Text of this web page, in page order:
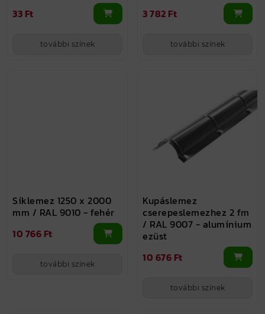
33 Ft
további színek
3 782 Ft
további színek
Síklemez 1250 x 2000
mm / RAL 9010 - fehér
10 766 Ft
további színek
Kupáslemez
cserepeslemezhez 2 fm
/ RAL 9007 - alumínium
ezüst
10 676 Ft
további színek